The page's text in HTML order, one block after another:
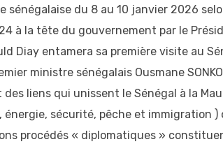
sénégalaise du 8 au 10 janvier 2026
à la tête du gouvernement par le
Diay entamera sa première visite au
ministre sénégalais Ousmane
liens qui unissent le Sénégal à la
sécurité, pêche et immigration
procédés « diplomatiques »